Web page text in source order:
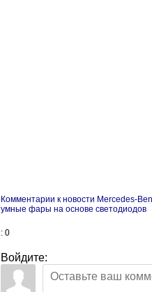
Комментарии к новости Mercedes-
умные фары на основе светодиодов
: 0
Войдите: